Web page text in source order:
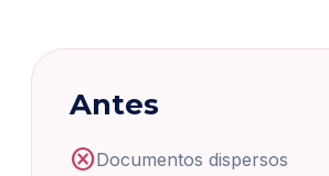
Antes
cancelDocumentos dispersos